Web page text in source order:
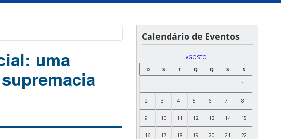
uma
Calendário de Eventos
AGOSTO
D
S T Q Q S S
1
2 3 4 5 6 7 8
9 10 11 12 13 14 15
16 17 18 19 20 21 22